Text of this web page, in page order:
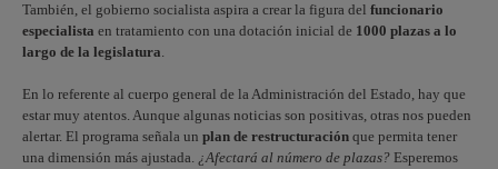
También, el gobierno socialista aspira a crear la figura del funcionario
especialista en tratamiento con una dotación inicial de 1000 plazas a lo
largo de la legislatura.
En lo referente al cuerpo general de la Administración del Estado, hay que
estar muy atentos. Aunque algunas noticias son positivas, otras nos pueden
alertar. El programa señala un plan de restructuración que permita tener
una dimensión más ajustada. ¿Afectará al número de plazas? Esperemos